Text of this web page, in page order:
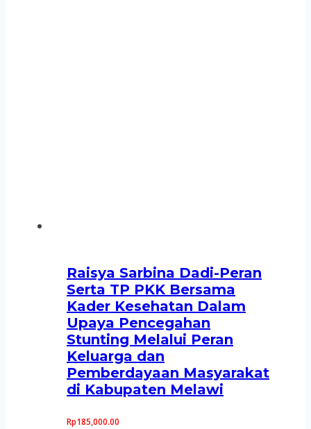
Raisya Sarbina Dadi-Peran
Serta TP PKK Bersama
Kader Kesehatan Dalam
Upaya Pencegahan
Stunting Melalui Peran
Keluarga dan
Pemberdayaan Masyarakat
di Kabupaten Melawi
Rp185,000.00